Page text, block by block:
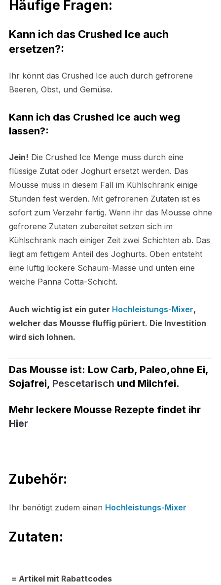
Häufige Fragen:
Kann ich das Crushed Ice auch
ersetzen?:
Ihr könnt das Crushed Ice auch durch gefrorene
Beeren, Obst, und Gemüse.
Kann ich das Crushed Ice auch weg
lassen?:
Jein! Die Crushed Ice Menge muss durch eine
flüssige Zutat oder Joghurt ersetzt werden. Das
Mousse muss in diesem Fall im Kühlschrank einige
Stunden fest werden. Mit gefrorenen Zutaten ist es
sofort zum Verzehr fertig. Wenn ihr das Mousse ohne
gefrorene Zutaten zubereitet setzen sich im
Kühlschrank nach einiger Zeit zwei Schichten ab. Das
liegt am fettigem Anteil des Joghurts. Oben entsteht
eine luftig lockere Schaum-Masse und unten eine
weiche Panna Cotta-Schicht.
Auch wichtig ist ein guter Hochleistungs-Mixer,
welcher das Mousse fluffig püriert. Die Investition
wird sich lohnen.
Das Mousse ist: Low Carb, Paleo,ohne Ei,
Sojafrei, Pescetarisch und Milchfei.
Mehr leckere Mousse Rezepte findet ihr
Hier
Zubehör:
Ihr benötigt zudem einen Hochleistungs-Mixer
Zutaten:
= Artikel mit Rabattcodes